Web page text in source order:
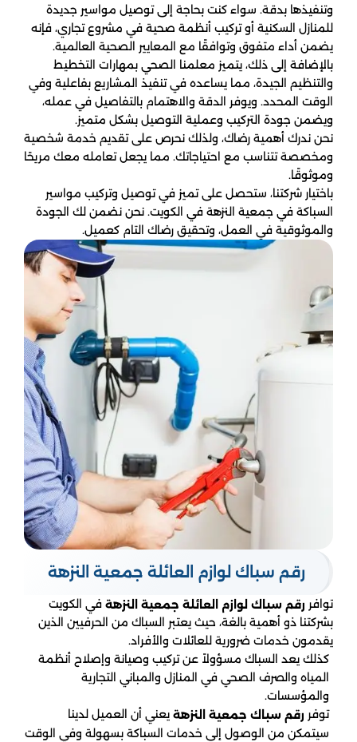
وتنفيذها بدقة. سواء كنت بحاجة إلى توصيل مواسير جديدة
للمنازل السكنية أو تركيب أنظمة صحية في مشروع تجاري، فإنه
يضمن أداء متفوق وتوافقًا مع المعايير الصحية العالمية.
بالإضافة إلى ذلك، يتميز معلمنا الصحي بمهارات التخطيط
والتنظيم الجيدة، مما يساعده في تنفيذ المشاريع بفاعلية وفي
الوقت المحدد. ويوفر الدقة والاهتمام بالتفاصيل في عمله،
ويضمن جودة التركيب وعملية التوصيل بشكل متميز.
نحن ندرك أهمية رضاك، ولذلك نحرص على تقديم خدمة شخصية
ومخصصة تتناسب مع احتياجاتك. مما يجعل تعامله معك مريحًا
وموثوقًا.
باختيار شركتنا، ستحصل على تميز في توصيل وتركيب مواسير
السباكة في جمعية النزهة في الكويت. نحن نضمن لك الجودة
والموثوقية في العمل، وتحقيق رضاك التام كعميل.
رقم سباك لوازم العائلة جمعية النزهة
توافر رقم سباك لوازم العائلة جمعية النزهة في الكويت
بشركتنا ذو أهمية بالغة، حيث يعتبر السباك من الحرفيين الذين
يقدمون خدمات ضرورية للعائلات والأفراد.
كذلك يعد السباك مسؤولاً عن تركيب وصيانة وإصلاح أنظمة
المياه والصرف الصحي في المنازل والمباني التجارية
والمؤسسات.
توفر رقم سباك جمعية النزهة يعني أن العميل لدينا
سيتمكن من الوصول إلى خدمات السباكة بسهولة وفي الوقت